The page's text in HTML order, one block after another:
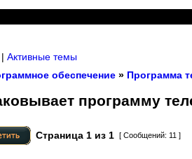
| Активные темы
обеспечение » Программа
программу
Страница 1 из 1 [ Сообщений: 11 ]